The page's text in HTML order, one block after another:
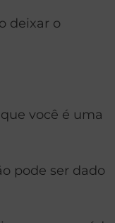
deixar o
você é uma
pode ser dado